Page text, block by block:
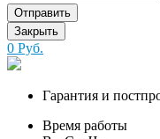
Отправить
Закрыть
0 Руб.
Гарантия и
Время работы